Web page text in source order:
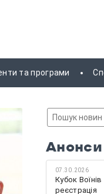
та програми
Анонси
07.30.2026
Кубок
реєстрація